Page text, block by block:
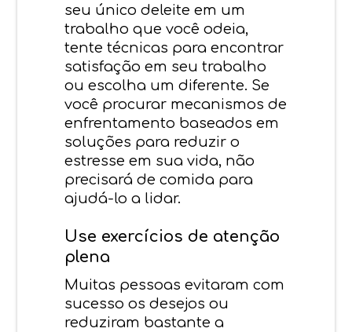
seu único deleite em um
trabalho que você odeia,
tente técnicas para encontrar
satisfação em seu trabalho
ou escolha um diferente. Se
você procurar mecanismos de
enfrentamento baseados em
soluções para reduzir o
estresse em sua vida, não
precisará de comida para
ajudá-lo a lidar.
Use exercícios de atenção
plena
Muitas pessoas evitaram com
sucesso os desejos ou
reduziram bastante a